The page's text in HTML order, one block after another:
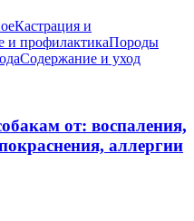
Кастрация и
и профилактикаПороды
Содержание и уход
от: воспаления,
аллергии